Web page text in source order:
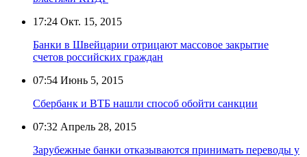
17:24 Окт. 15, 2015
Банки в Швейцарии отрицают массовое закрытие
счетов российских граждан
07:54 Июнь 5, 2015
Сбербанк и ВТБ нашли способ обойти санкции
07:32 Апрель 28, 2015
Зарубежные банки отказываются принимать переводы у